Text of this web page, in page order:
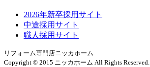
2026年新卒採用サイト
中途採用サイト
職人採用サイト
リフォーム専門店ニッカホーム
Copyright © 2015 ニッカホーム All Rights Reserved.